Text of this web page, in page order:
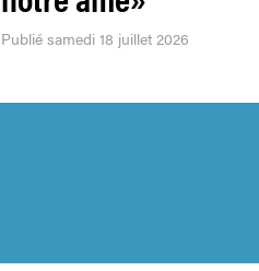
Publié samedi 18 juillet 2026